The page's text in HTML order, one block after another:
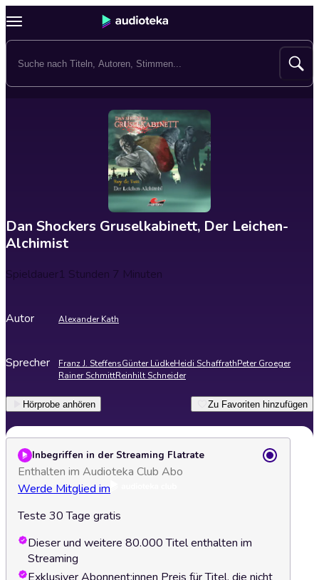
Dan Shockers Gruselkabinett, Der Leichen-
Alchimist
Spieldauer1 Stunden 7 Minuten
Autor Alexander Kath
Sprecher Franz J. SteffensGünter LüdkeHeidi SchaffrathPeter Groeger
Rainer SchmittReinhilt Schneider
Hörprobe anhören Zu Favoriten hinzufügen
Inbegriffen in der Streaming Flatrate
Enthalten im Audioteka Club Abo
Werde Mitglied im
Teste 30 Tage gratis
Dieser und weitere 80.000 Titel enthalten im
Streaming